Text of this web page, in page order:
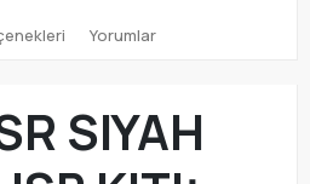
Yorumlar
SIYAH